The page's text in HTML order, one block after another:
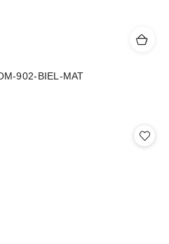
902-BIEL-MAT